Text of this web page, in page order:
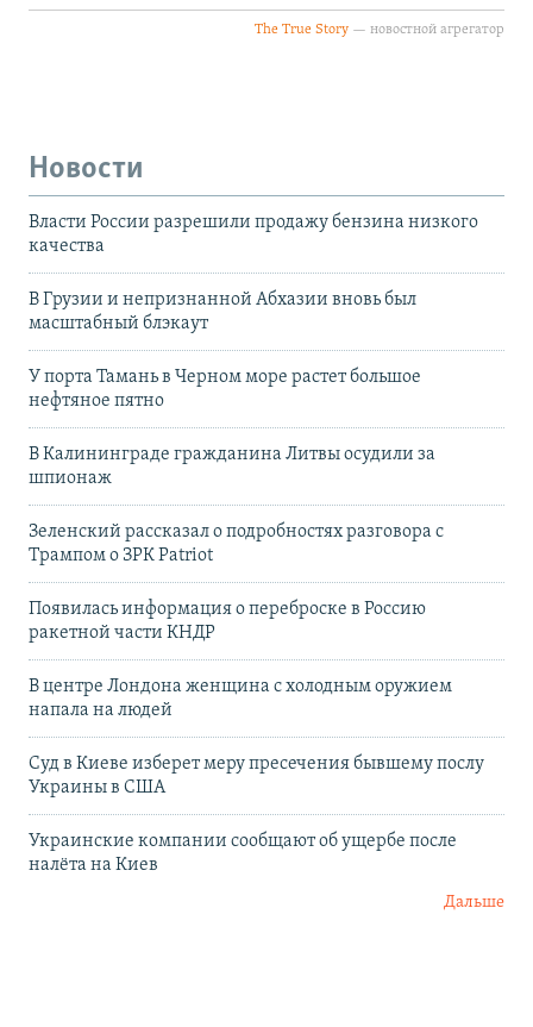
Новости
Власти России разрешили продажу бензина низкого
качества
В Грузии и непризнанной Абхазии вновь был
масштабный блэкаут
У порта Тамань в Черном море растет большое
нефтяное пятно
В Калининграде гражданина Литвы осудили за
шпионаж
Зеленский рассказал о подробностях разговора с
Трампом о ЗРК Patriot
Появилась информация о переброске в Россию
ракетной части КНДР
В центре Лондона женщина с холодным оружием
напала на людей
Суд в Киеве изберет меру пресечения бывшему послу
Украины в США
Украинские компании сообщают об ущербе после
налёта на Киев
Дальше